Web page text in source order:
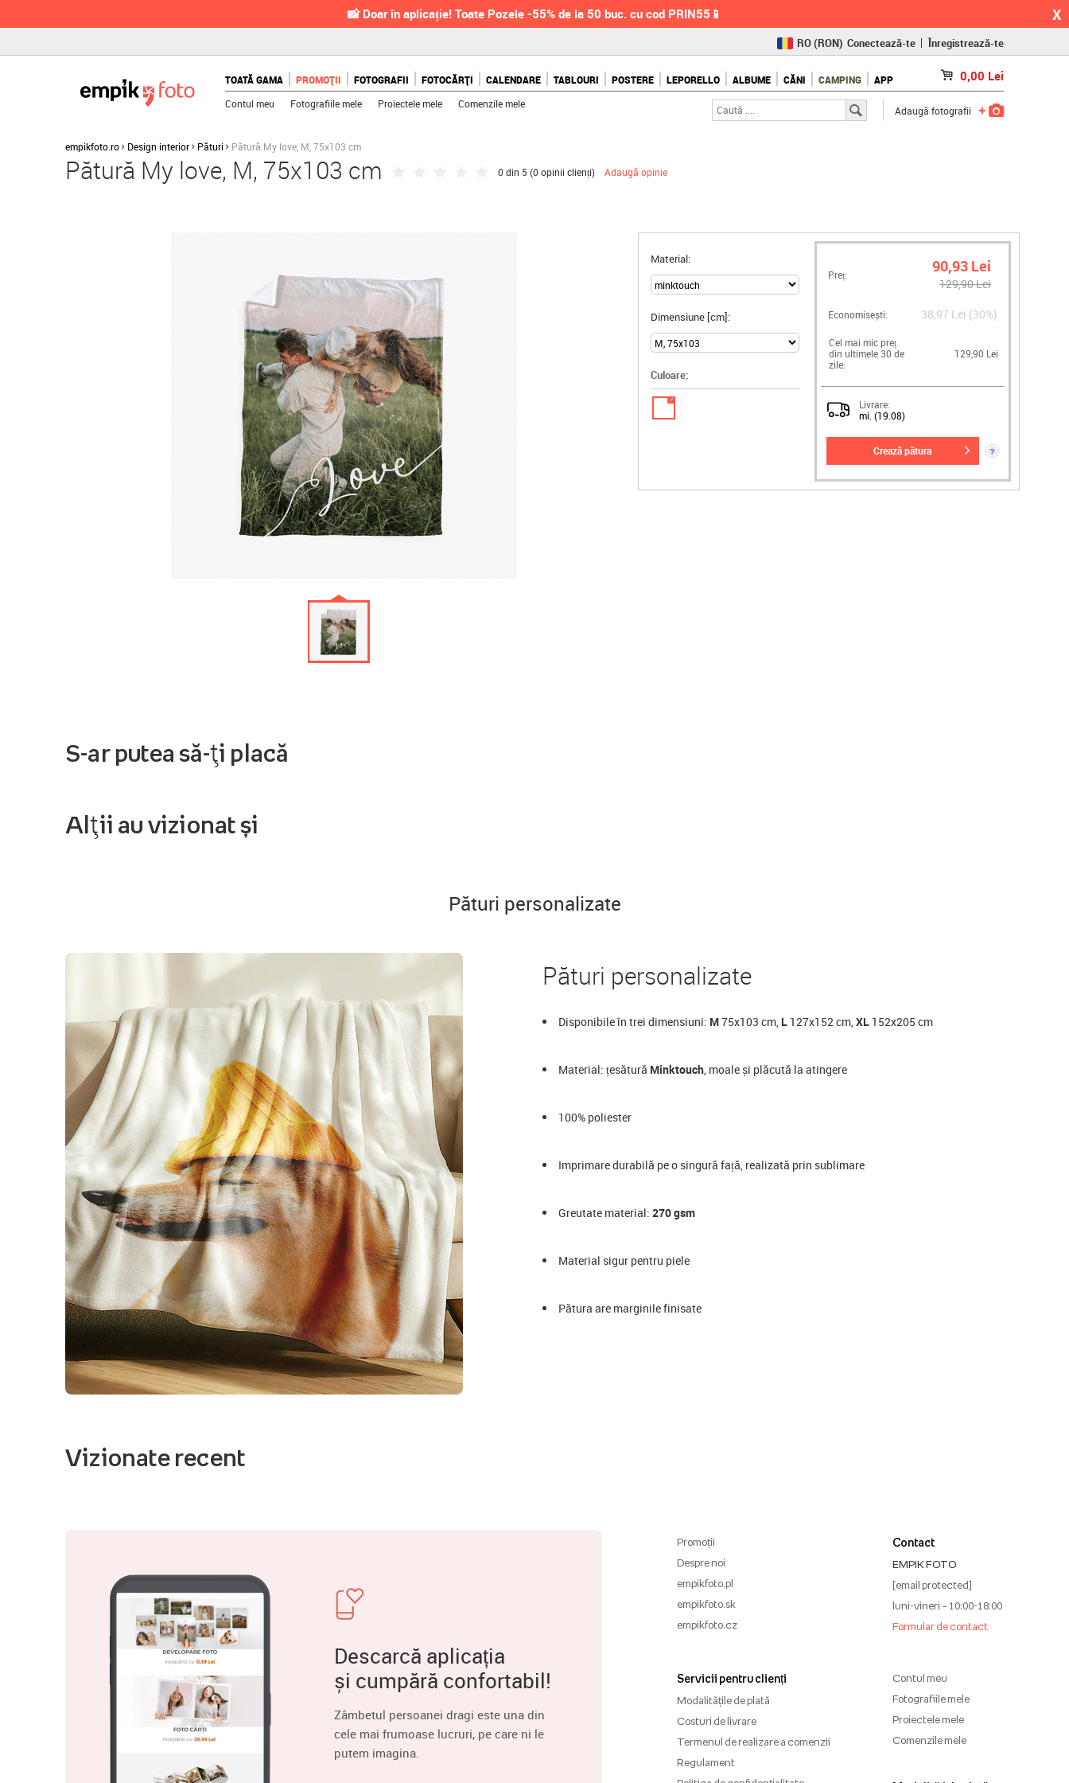
📸 Doar în aplicație! Toate Pozele -55% de la 50 buc. cu cod PRIN55📱 X
(KČ)
SK(€)
RO(RON) Conectează-te Înregistrează-te
TOATĂ GAMA PROMOȚII FOTOGRAFII FOTOCĂRȚI CALENDARE TABLOURI POSTERE LEPORELLO ALBUME CĂNI CAMPING APP 0,00 Lei
Contul meu Fotografiile mele Proiectele mele Comenzile mele
Adaugă fotografii
empikfoto.ro Design interior Pături Pătură My love, M, 75x103 cm
Pătură My love, M, 75x103 cm 0 din 5 (0 opinii clienți) Adaugă opinie
Material:
Dimensiune [cm]:
Culoare:
✓
Preț: 90,93 Lei
129,90 Lei
Economisești: 38,97 Lei (30%)
Cel mai mic preț
din ultimele 30 de
zile:
129,90 Lei
Livrare:
mi. (19.08)
crează pătura ?
S-ar putea să-ți placă
Alții au vizionat și
Pături personalizate
Pături personalizate
Disponibile în trei dimensiuni: M75x103 cm, L 127x152 cm, XL 152x205 cm
Material: țesătură Minktouch , moale și plăcută la atingere
100% poliester
Imprimare durabilă pe o singură față, realizată prin sublimare
Greutate material: 270 gsm
Material sigur pentru piele
Pătura are marginile finisate
Vizionate recent
Descarcă aplicația
și cumpără confortabil!
Zâmbetul persoanei dragi este una din
cele mai frumoase lucruri, pe care ni le
putem imagina.
Promoții
Despre noi
empikfoto.pl
empikfoto.sk
empikfoto.cz
Servicii pentru clienți
Modalitățile de plată
Costuri de livrare
Termenul de realizare a comenzii
Regulament
Contact
EMPIK FOTO
[email protected]
luni-vineri – 10:00-18:00
Formular de contact
Contul meu
Fotografiile mele
Proiectele mele
Comenzile mele